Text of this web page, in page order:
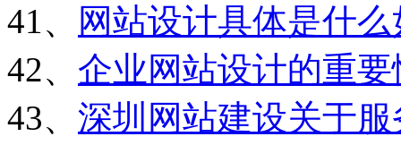
41、
网站设计具体是什
42、 企业网站设计的重要
43、 深圳网站建设关于